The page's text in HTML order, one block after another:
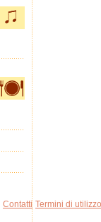
Contatti Termini di utilizzo